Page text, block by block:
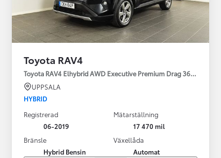
Toyota RAV4
Toyota RAV4 Elhybrid AWD Executive Premium Drag 360-kamera
UPPSALA
HYBRID
Registrerad
06-2019
Mätarställning
17 470 mil
Bränsle
Hybrid Bensin
Växellåda
Automat